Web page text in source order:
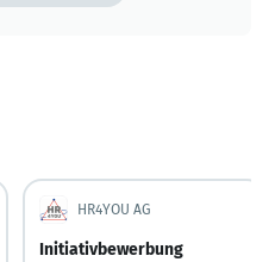
HR4YOU AG
Initiativbewerbung